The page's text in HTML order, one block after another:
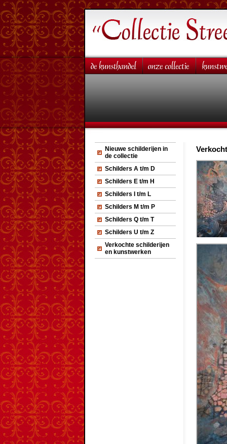
Nieuwe schilderijen in
de collectie
Schilders A t/m D
Schilders E t/m H
Schilders I t/m L
Schilders M t/m P
Schilders Q t/m T
Schilders U t/m Z
Verkochte schilderijen
en kunstwerken